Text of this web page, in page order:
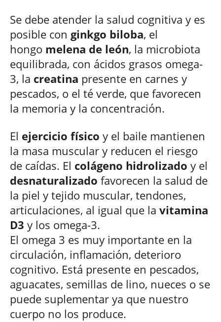
Se debe atender la salud cognitiva y es
posible con ginkgo biloba, el
hongo melena de león, la microbiota
equilibrada, con ácidos grasos omega-
3, la creatina presente en carnes y
pescados, o el té verde, que favorecen
la memoria y la concentración.
El ejercicio físico y el baile mantienen
la masa muscular y reducen el riesgo
de caídas. El colágeno hidrolizado y el
desnaturalizado favorecen la salud de
la piel y tejido muscular, tendones,
articulaciones, al igual que la vitamina
D3 y los omega-3.
El omega 3 es muy importante en la
circulación, inflamación, deterioro
cognitivo. Está presente en pescados,
aguacates, semillas de lino, nueces o se
puede suplementar ya que nuestro
cuerpo no los produce.